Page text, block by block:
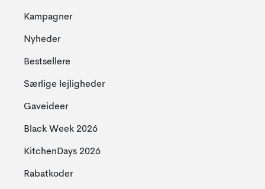
Kampagner
Nyheder
Bestsellere
Særlige lejligheder
Gaveideer
Black Week 2026
KitchenDays 2026
Rabatkoder